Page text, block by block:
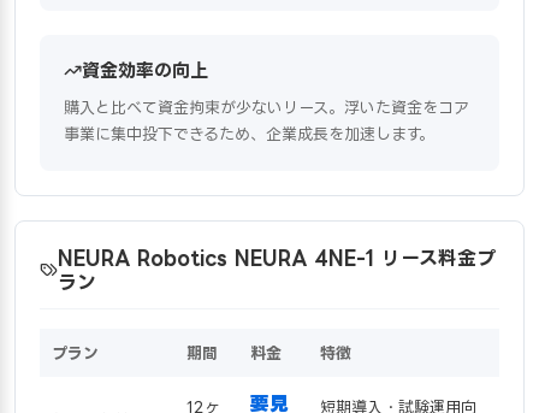
資金効率の向上
購入と比べて資金拘束が少ないリース。浮いた資金をコア
事業に集中投下できるため、企業成長を加速します。
NEURA Robotics NEURA 4NE-1 リース料金プ
ラン
プラン 期間 料金 特徴
12ヶ
要見
短期導入・試験運用向